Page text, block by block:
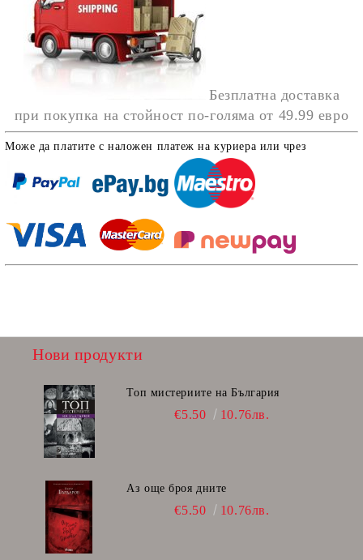
Безплатна доставка
при покупка на стойност по-голяма от 49.99 евро
Може да платите с наложен платеж на куриера или чрез
Нови продукти
Топ мистериите на България
€5.50 10.76лв.
Аз още броя дните
€5.50 10.76лв.